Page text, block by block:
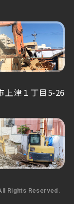
津１丁目5-26
Rights Reserved.